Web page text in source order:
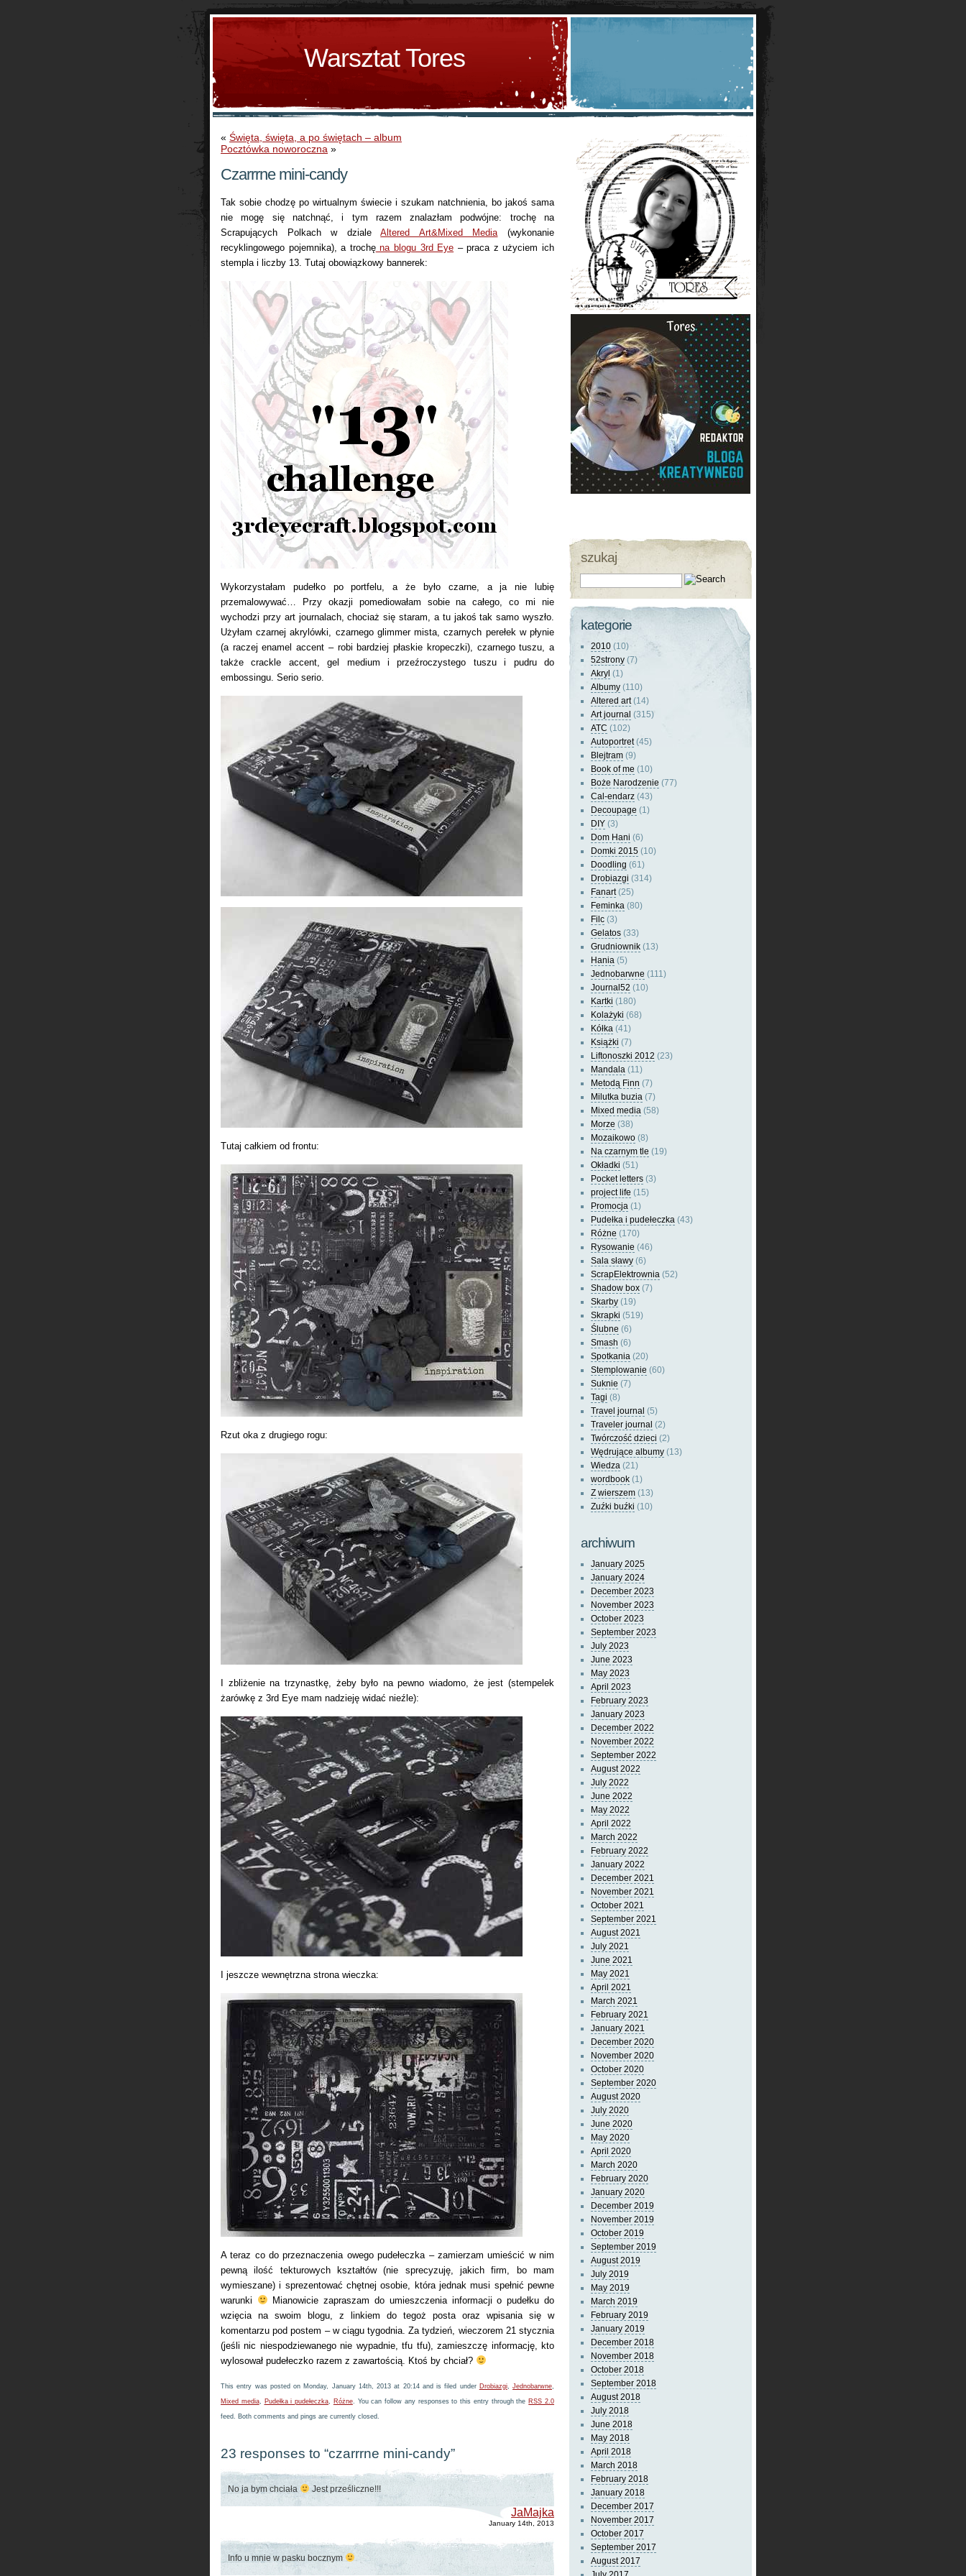
Warsztat Tores
« Święta, święta, a po świętach – album
Pocztówka noworoczna »
Czarrrne mini-candy
Tak sobie chodzę po wirtualnym świecie i szukam natchnienia, bo jakoś sama
nie mogę się natchnąć, i tym razem znalazłam podwójne: trochę na
Scrapujących Polkach w dzialeAltered Art&Mixed Media(wykonanie
recyklingowego pojemnika), a trochęna blogu 3rd Eye – praca z użyciem ich
stempla i liczby 13. Tutaj obowiązkowy bannerek:
Wykorzystałam pudełko po portfelu, a że było czarne, a ja nie lubię
przemalowywać… Przy okazji pomediowałam sobie na całego, co mi nie
wychodzi przy art journalach, chociaż się staram, a tu jakoś tak samo wyszło.
Użyłam czarnej akrylówki, czarnego glimmer mista, czarnych perełek w płynie
(a raczej enamel accent – robi bardziej płaskie kropeczki), czarnego tuszu, a
także crackle accent, gel medium i przeźroczystego tuszu i pudru do
embossingu. Serio serio.
Tutaj całkiem od frontu:
Rzut oka z drugiego rogu:
I zbliżenie na trzynastkę, żeby było na pewno wiadomo, że jest (stempelek
żarówkę z 3rd Eye mam nadzieję widać nieźle):
I jeszcze wewnętrzna strona wieczka:
A teraz co do przeznaczenia owego pudełeczka – zamierzam umieścić w nim
pewną ilość tekturowych kształtów (nie sprecyzuję, jakich firm, bo mam
wymieszane) i sprezentować chętnej osobie, która jednak musi spełnić pewne
warunki
Mianowicie zapraszam do umieszczenia informacji o pudełku do
wzięcia na swoim blogu, z linkiem do tegoż posta oraz wpisania się w
komentarzu pod postem – w ciągu tygodnia. Za tydzień, wieczorem 21 stycznia
(jeśli nic niespodziewanego nie wypadnie, tfu tfu), zamieszczę informację, kto
wylosował pudełeczko razem z zawartością. Ktoś by chciał?
This entry was posted on Monday, January 14th, 2013 at 20:14 and is filed under Drobiazgi, Jednobarwne,
Mixed media, Pudełka i pudełeczka, Różne. You can follow any responses to this entry through the RSS 2.0
feed. Both comments and pings are currently closed.
23 responses to “czarrrne mini-candy”
No ja bym chciała Jest prześliczne!!!
JaMajka
January 14th, 2013
Info u mnie w pasku bocznym
szukaj
kategorie
2010 (10)
52strony (7)
Akryl (1)
Albumy (110)
Altered art(14)
Art journal (315)
ATC (102)
Autoportret(45)
Blejtram (9)
Book of me (10)
Boże Narodzenie (77)
Cal-endarz (43)
Decoupage (1)
DIY (3)
Dom Hani (6)
Domki 2015 (10)
Doodling (61)
Drobiazgi (314)
Fanart(25)
Feminka (80)
Filc (3)
Gelatos (33)
Grudniownik (13)
Hania (5)
Jednobarwne (111)
Journal52 (10)
Kartki (180)
Kolażyki (68)
Kółka (41)
Książki (7)
Liftonoszki 2012 (23)
Mandala (11)
Metodą Finn (7)
Milutka buzia (7)
Mixed media (58)
Morze (38)
Mozaikowo (8)
Na czarnym tle (19)
Okładki (51)
Pocket letters (3)
project life (15)
Promocja (1)
Pudełka i pudełeczka (43)
Różne (170)
Rysowanie (46)
Sala sławy (6)
ScrapElektrownia (52)
Shadow box (7)
Skarby (19)
Skrapki (519)
Ślubne (6)
Smash (6)
Spotkania (20)
Stemplowanie (60)
Suknie (7)
Tagi (8)
Travel journal (5)
Traveler journal (2)
Twórczość dzieci (2)
Wędrujące albumy (13)
Wiedza (21)
wordbook (1)
Z wierszem (13)
Zuźki buźki (10)
archiwum
January 2025
January 2024
December 2023
November 2023
October 2023
September 2023
July 2023
June 2023
May 2023
April 2023
February 2023
January 2023
December 2022
November 2022
September 2022
August 2022
July 2022
June 2022
May 2022
April 2022
March 2022
February 2022
January 2022
December 2021
November 2021
October 2021
September 2021
August 2021
July 2021
June 2021
May 2021
April 2021
March 2021
February 2021
January 2021
December 2020
November 2020
October 2020
September 2020
August 2020
July 2020
June 2020
May 2020
April 2020
March 2020
February 2020
January 2020
December 2019
November 2019
October 2019
September 2019
August 2019
July 2019
May 2019
March 2019
February 2019
January 2019
December 2018
November 2018
October 2018
September 2018
August 2018
July 2018
June 2018
May 2018
April 2018
March 2018
February 2018
January 2018
December 2017
November 2017
October 2017
September 2017
August 2017